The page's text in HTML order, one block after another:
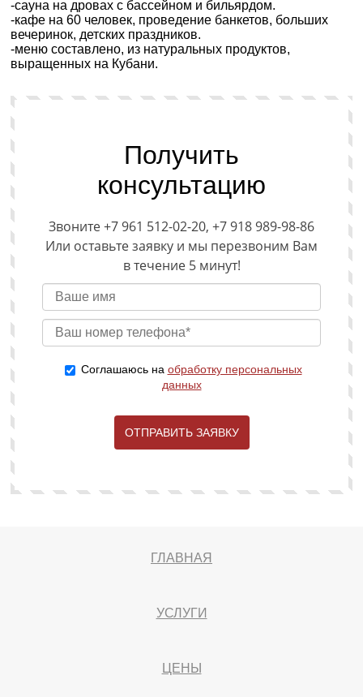
-сауна на дровах с бассейном и бильярдом.
-кафе на 60 человек, проведение банкетов, больших
вечеринок, детских праздников.
-меню составлено, из натуральных продуктов,
выращенных на Кубани.
Получить
консультацию
Звоните +7 961 512-02-20, +7 918 989-98-86
Или оставьте заявку и мы перезвоним Вам
в течение 5 минут!
Соглашаюсь на обработку персональных
данных
ОТПРАВИТЬ ЗАЯВКУ
ГЛАВНАЯ
УСЛУГИ
ЦЕНЫ